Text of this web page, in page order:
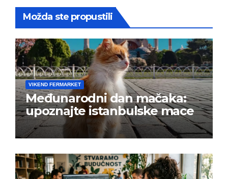
Možda ste propustili
VIKEND FERMARKET
Međunarodni dan mačaka:
upoznajte istanbulske mace